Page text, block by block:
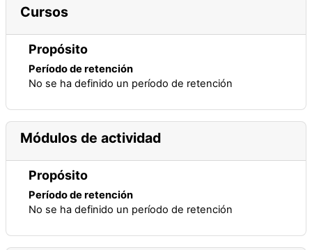
Cursos
Propósito
Período de retención
No se ha definido un período de retención
Módulos de actividad
Propósito
Período de retención
No se ha definido un período de retención